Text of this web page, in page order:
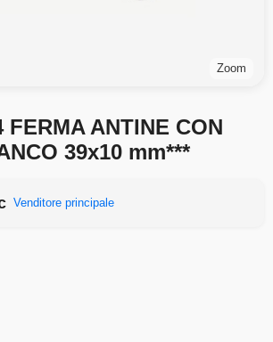
Zoom
FERMA ANTINE CON
39x10 mm***
Venditore principale